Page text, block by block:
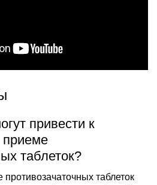
привести к
таблеток?
таблеток